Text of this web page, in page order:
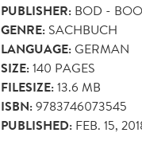
PUBLISHER: BOD -
GENRE: SACHBUCH
LANGUAGE:GERMAN
SIZE:140 PAGES
FILESIZE:13.6 MB
ISBN:9783746073545
PUBLISHED: FEB. 15,